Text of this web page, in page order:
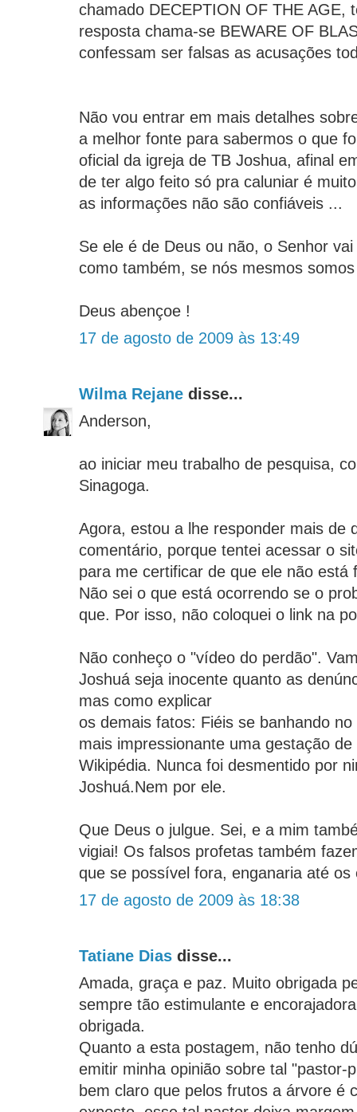
chamado DECEPTION OF THE AGE,
resposta chama-se BEWARE OF
confessam ser falsas as acusações
Não vou entrar em mais detalhes
a melhor fonte para sabermos o que
oficial da igreja de TB Joshua, afinal
de ter algo feito só pra caluniar é
as informações não são confiáveis ...
Se ele é de Deus ou não, o Senhor
como também, se nós mesmos
Deus abençoe !
17 de agosto de 2009 às 13:49
Wilma Rejane disse...
Anderson,
ao iniciar meu trabalho de pesquisa,
Sinagoga.
Agora, estou a lhe responder mais de
comentário, porque tentei acessar o
para me certificar de que ele não está
Não sei o que está ocorrendo se o
que. Por isso, não coloquei o link na
Não conheço o "vídeo do perdão".
Joshuá seja inocente quanto as
mas como explicar
os demais fatos: Fiéis se banhando
mais impressionante uma gestação
Wikipédia. Nunca foi desmentido por
Joshuá.Nem por ele.
Que Deus o julgue. Sei, e a mim
vigiai! Os falsos profetas também
que se possível fora, enganaria até os
17 de agosto de 2009 às 18:38
Tatiane Dias disse...
Amada, graça e paz. Muito obrigada
sempre tão estimulante e
obrigada.
Quanto a esta postagem, não tenho
emitir minha opinião sobre tal "pastor-
bem claro que pelos frutos a árvore é